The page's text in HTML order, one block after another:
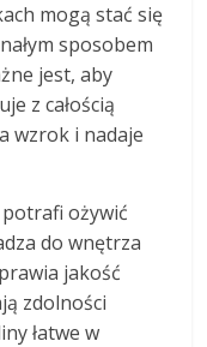
mogą stać się
sposobem
jest, aby
z całością
wzrok i nadaje
ożywić
do wnętrza
jakość
zdolności
łatwe w